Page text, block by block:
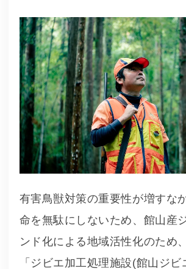
有害鳥獣対策の重要性が増すな
命を無駄にしないため、館山産
ンド化による地域活性化のため
「ジビエ加工処理施設(館山ジビ